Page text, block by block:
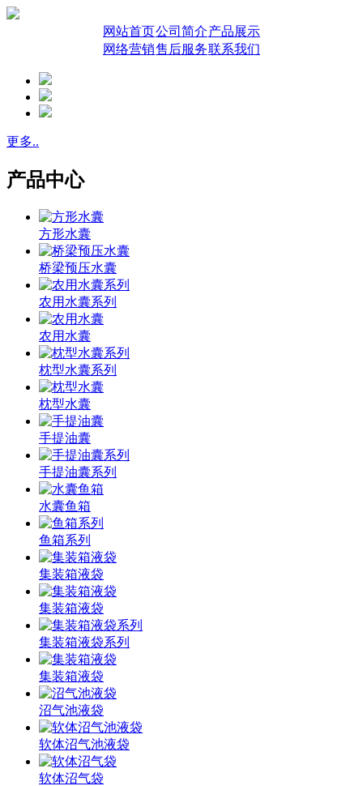
网站首页公司简介产品展示
网络营销售后服务联系我们
更多..
产品中心
方形水囊
桥梁预压水囊
农用水囊系列
农用水囊
枕型水囊系列
枕型水囊
手提油囊
手提油囊系列
水囊鱼箱
鱼箱系列
集装箱液袋
集装箱液袋
集装箱液袋系列
集装箱液袋
沼气池液袋
软体沼气池液袋
软体沼气袋